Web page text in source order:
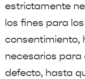
estrictamente
los fines para
consentimiento,
necesarios para
defecto, hasta